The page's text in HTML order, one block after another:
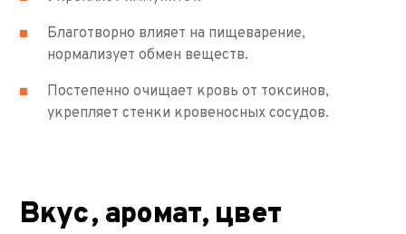
Благотворно влияет на пищеварение,
нормализует обмен веществ.
Постепенно очищает кровь от токсинов,
укрепляет стенки кровеносных сосудов.
Вкус, аромат, цвет